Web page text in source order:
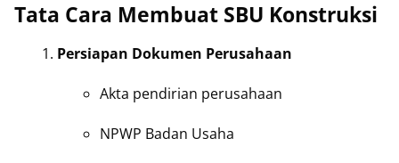
Tata Cara Membuat SBU Konstruksi
Persiapan Dokumen Perusahaan
Akta pendirian perusahaan
NPWP Badan Usaha